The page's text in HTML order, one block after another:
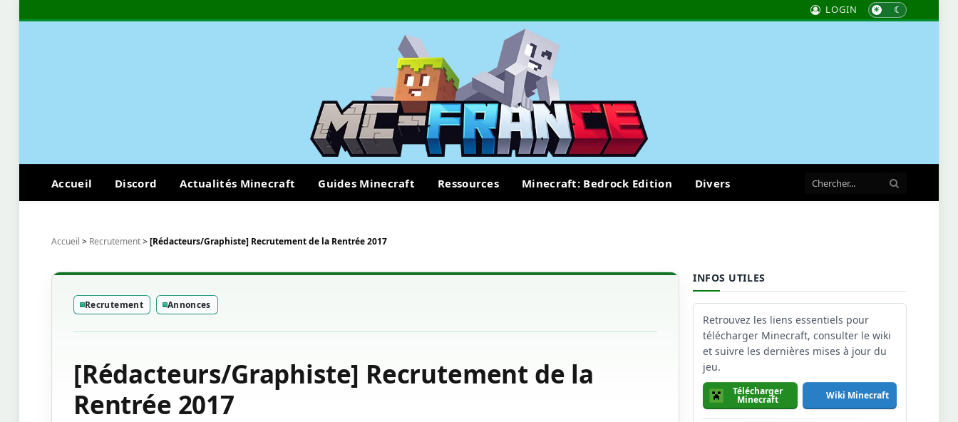
LOGIN
Accueil Discord Actualités Minecraft Guides Minecraft Ressources Minecraft: Bedrock Edition Divers
Accueil > Recrutement>[Rédacteurs/Graphiste] Recrutement de la Rentrée 2017
Recrutement Annonces
[Rédacteurs/Graphiste] Recrutement de la
Rentrée 2017
INFOS UTILES
Retrouvez les liens essentiels pour
télécharger Minecraft, consulter le wiki
et suivre les dernières mises à jour du
jeu.
Télécharger
Minecraft Wiki Minecraft